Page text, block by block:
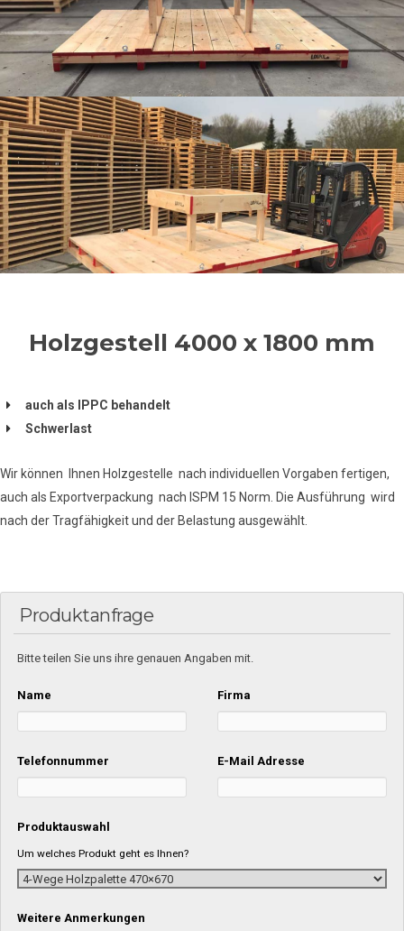
Holzgestell 4000 x 1800 mm
auch als IPPC behandelt
Schwerlast
Wir können Ihnen Holzgestelle nach individuellen Vorgaben fertigen,
auch als Exportverpackung nach ISPM 15 Norm. Die Ausführung wird
nach der Tragfähigkeit und der Belastung ausgewählt.
Produktanfrage
Bitte teilen Sie uns ihre genauen Angaben mit.
Name Firma
Telefonnummer E-Mail Adresse
Produktauswahl
Um welches Produkt geht es Ihnen?
Weitere Anmerkungen